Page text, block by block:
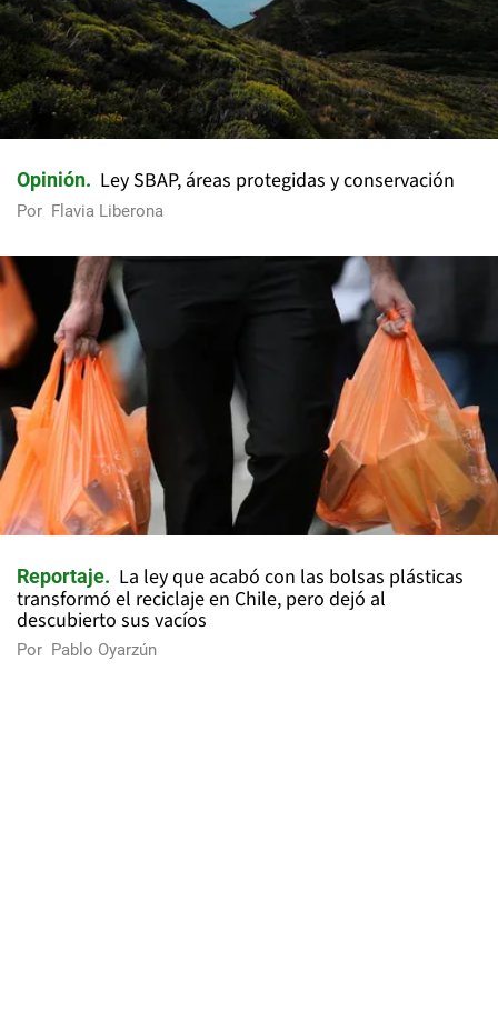
Opinión Ley SBAP, áreas protegidas y conservación
Por Flavia Liberona
Reportaje
La ley que acabó con las bolsas plásticas
transformó el reciclaje en Chile, pero dejó al
descubierto sus vacíos
Por Pablo Oyarzún